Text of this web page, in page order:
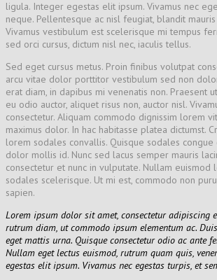
ligula. Integer egestas elit ipsum. Vivamus nec
neque. Pellentesque ac nisl feugiat, blandit
Vivamus vestibulum est scelerisque mi tempus
sed orci cursus, dictum nisl nec, iaculis tellus.
Sed eget cursus metus. Proin finibus volutpat
arcu vitae dolor porttitor vestibulum sed non
erat diam, in dapibus mi venenatis non. Praesent
eu odio auctor, aliquet risus non, auctor nisl.
consectetur. Aliquam commodo dignissim lorem
maximus dolor. In hac habitasse platea dictumst.
lorem sodales convallis. Quisque sodales congue
dolor mollis id. Nunc sed lacus semper mauris
consectetur et nunc in vulputate. Nullam euismod
sodales scelerisque. Ut mi est, commodo non
sapien.
Lorem ipsum dolor sit amet, consectetur adipiscing
rutrum diam, ut commodo ipsum elementum ac.
eget mattis urna. Quisque consectetur odio ac ante
Nullam eget lectus euismod, rutrum quam quis,
egestas elit ipsum. Vivamus nec egestas turpis, et